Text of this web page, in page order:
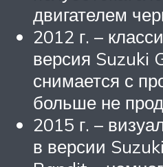
двигателем
2012 г. –
версия Suzuki
снимается с
больше не
2015 г. –
в версии